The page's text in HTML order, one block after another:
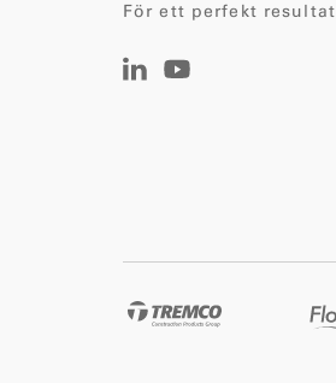
För ett perfekt resultat